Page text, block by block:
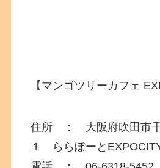
【マンゴツリーカフェ
住所 ： 大阪府吹田市千
１ ららぽーと